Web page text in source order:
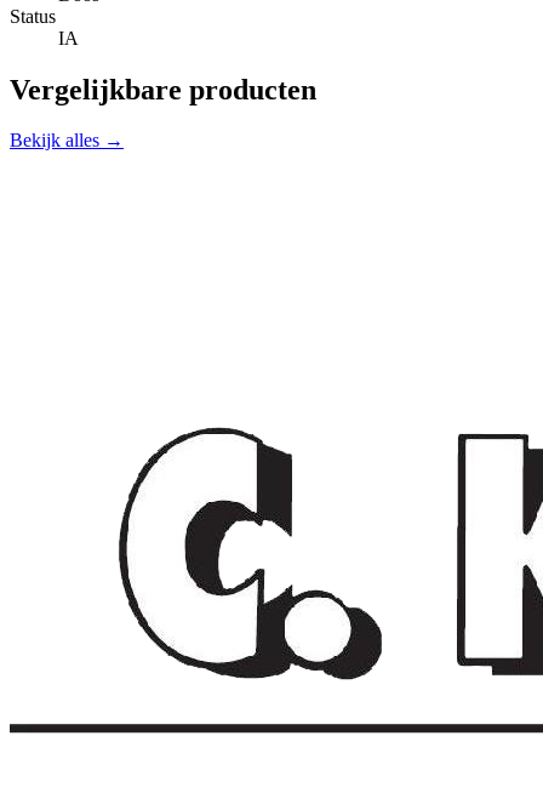
Status
IA
Vergelijkbare producten
Bekijk alles →